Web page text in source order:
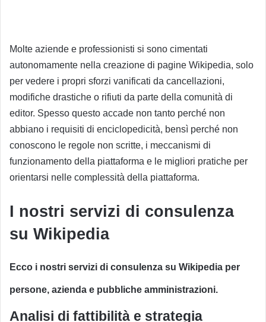
Molte aziende e professionisti si sono cimentati
autonomamente nella creazione di pagine Wikipedia, solo
per vedere i propri sforzi vanificati da cancellazioni,
modifiche drastiche o rifiuti da parte della comunità di
editor. Spesso questo accade non tanto perché non
abbiano i requisiti di enciclopedicità, bensì perché non
conoscono le regole non scritte, i meccanismi di
funzionamento della piattaforma e le migliori pratiche per
orientarsi nelle complessità della piattaforma.
I nostri servizi di consulenza
su Wikipedia
Ecco i nostri servizi di consulenza su Wikipedia per
persone, azienda e pubbliche amministrazioni.
Analisi di fattibilità e strategia